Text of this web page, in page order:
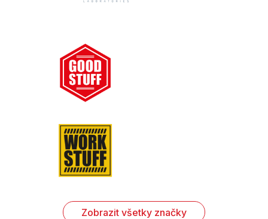
Zobrazit všetky značky